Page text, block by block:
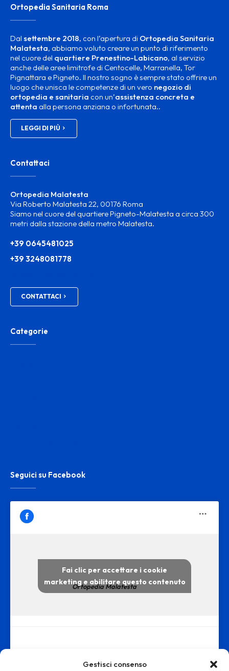
Gestisci consenso
Ortopedia Sanitaria Roma
Dal settembre 2018, con l’apertura di Ortopedia Sanitaria
Malatesta, abbiamo voluto creare un punto di riferimento
nel cuore del quartiere Prenestino-Labicano, al servizio
anche delle aree limitrofe di Centocelle, Marranella, Tor
Pignattara e Pigneto. Il nostro sogno è sempre stato offrire un
luogo che unisca le competenze di un vero negozio di
ortopedia e sanitaria con un’assistenza concreta e
attenta alla persona anziana o infortunata..
LEGGI DI PIÙ
Contattaci
Ortopedia Malatesta
Via Roberto Malatesta 22, 00176 Roma
Siamo nel cuore del quartiere Pigneto-Malatesta a circa 300
metri dalla stazione della metro Malatesta.
+39 0645481025
+39 3248081778
CONTATTACI
Categorie
Seguici su Facebook
Ortopedia Malatesta
Fai clic per accettare i cookie
marketing e abilitare questo contenuto